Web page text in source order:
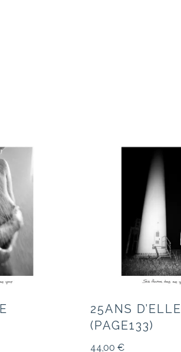
25ANS D’ELLE
(PAGE133)
44,00 €